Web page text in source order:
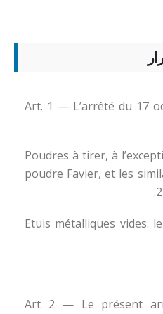
Art. 1 — L’arrêté du 17
Poudres à tirer, à
poudre Favier, et les
Etuis métalliques vides.
Art 2 — Le présent